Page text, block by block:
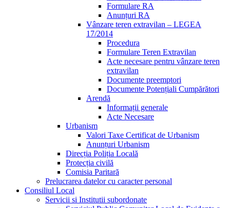
Formulare RA
Anunțuri RA
Vânzare teren extravilan – LEGEA
17/2014
Procedura
Formulare Teren Extravilan
Acte necesare pentru vânzare teren
extravilan
Documente preemptori
Documente Potențiali Cumpărători
Arendă
Informații generale
Acte Necesare
Urbanism
Valori Taxe Certificat de Urbanism
Anunțuri Urbanism
Direcția Poliția Locală
Protecția civilă
Comisia Paritară
Prelucrarea datelor cu caracter personal
Consiliul Local
Servicii si Institutii subordonate